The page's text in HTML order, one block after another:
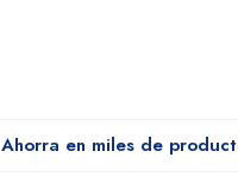
Ahorra en miles de